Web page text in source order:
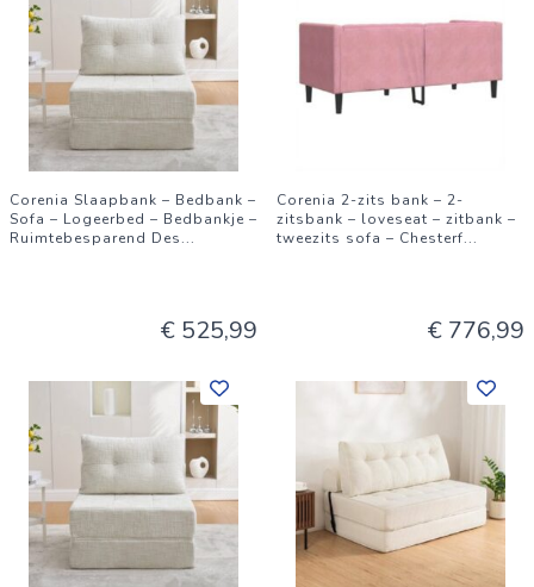
Corenia Slaapbank – Bedbank –
Sofa – Logeerbed – Bedbankje –
Ruimtebesparend Des...
€ 525,99
Corenia 2-zits bank – 2-
zitsbank – loveseat – zitbank –
tweezits sofa – Chesterf...
€ 776,99